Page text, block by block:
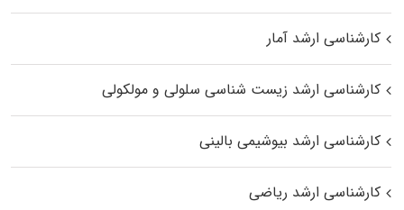
کارشناسی ارشد آمار
کارشناسی ارشد زیست شناسی سلولی و مولکولی
کارشناسی ارشد بیوشیمی بالینی
کارشناسی ارشد ریاضی